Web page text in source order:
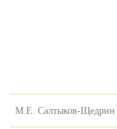
М.Е. Салтыков-Щедрин